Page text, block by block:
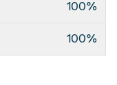
100%
100%